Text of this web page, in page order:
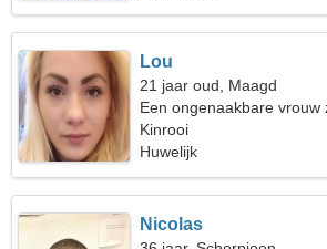
Lou
21 jaar oud, Maagd
Een ongenaakbare vrouw
Kinrooi
Huwelijk
Nicolas